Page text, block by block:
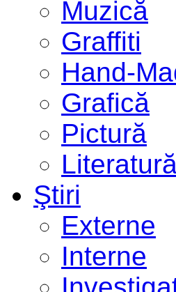
Muzică
Graffiti
Hand-
Grafică
Pictură
Ştiri
Externe
Interne